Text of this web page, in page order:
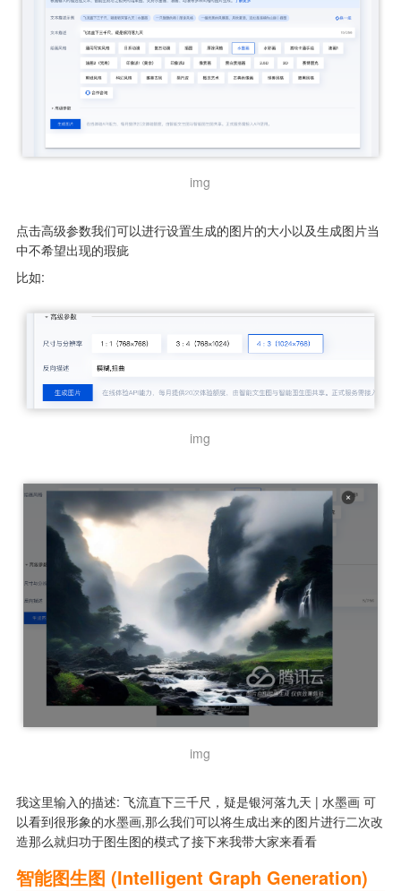
img
点击高级参数我们可以进行设置生成的图片的大小以及生成图片当
中不希望出现的瑕疵
比如:
img
img
我这里输入的描述: 飞流直下三千尺，疑是银河落九天 | 水墨画 可
以看到很形象的水墨画,那么我们可以将生成出来的图片进行二次改
造那么就归功于图生图的模式了接下来我带大家来看看
智能图生图 (Intelligent Graph Generation)